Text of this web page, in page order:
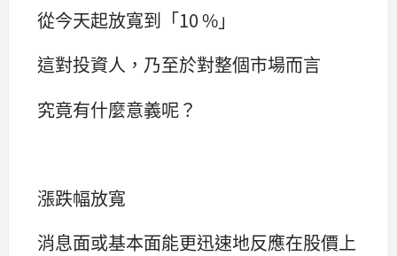
從今天起放寬到「10 %」
這對投資人，乃至於對整個市場而言
究竟有什麼意義呢？
漲跌幅放寬
消息面或基本面能更迅速地反應在股價上